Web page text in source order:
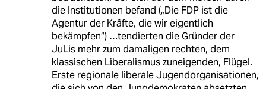
die Institutionen befand („Die FDP ist die
Agentur der Kräfte, die wir eigentlich
bekämpfen“) …tendierten die Gründer der
JuLis mehr zum damaligen rechten, dem
klassischen Liberalismus zuneigenden, Flügel.
Erste regionale liberale Jugendorganisationen,